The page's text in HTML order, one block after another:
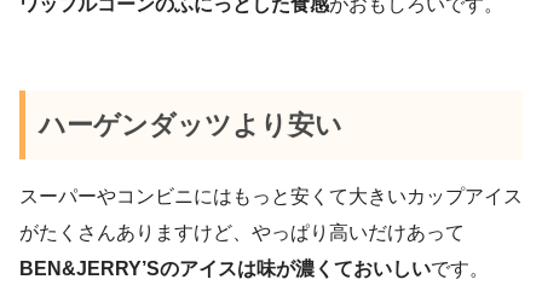
ハーゲンダッツより安い
スーパーやコンビニにはもっと安くて大きいカップアイス
がたくさんありますけど、やっぱり高いだけあって
BEN&JERRY’Sのアイスは味が濃くておいしいです。